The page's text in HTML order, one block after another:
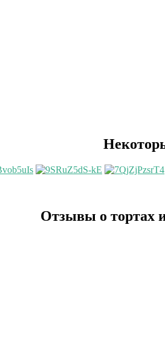
Отзывы о тортах